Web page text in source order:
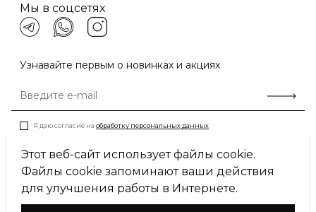
Мы в соцсетях
Узнавайте первым о новинках и акциях
Я даю согласие на обработку персональных данных
Пользовательское соглашение
Политика конфиденциальности
Этот веб-сайт использует файлы cookie.
Файлы cookie запоминают ваши действия
для улучшения работы в Интернете.